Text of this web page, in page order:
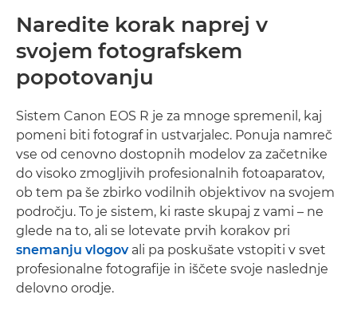
Naredite korak naprej v
svojem fotografskem
popotovanju
Sistem Canon EOS R je za mnoge spremenil, kaj
pomeni biti fotograf in ustvarjalec. Ponuja namreč
vse od cenovno dostopnih modelov za začetnike
do visoko zmogljivih profesionalnih fotoaparatov,
ob tem pa še zbirko vodilnih objektivov na svojem
področju. To je sistem, ki raste skupaj z vami – ne
glede na to, ali se lotevate prvih korakov pri
snemanju vlogovali pa poskušate vstopiti v svet
profesionalne fotografije in iščete svoje naslednje
delovno orodje.